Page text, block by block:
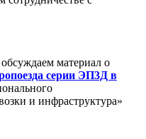
материал о
серии ЭП3Д в
и инфраструктура»